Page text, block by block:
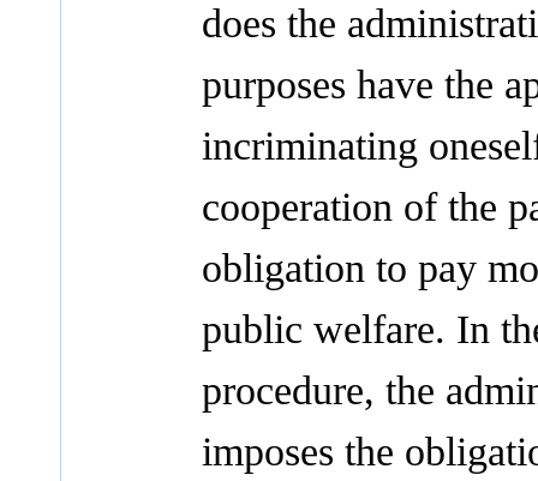
does the
purposes have the
incriminating
cooperation of the
obligation to pay
public welfare. In
procedure, the
imposes the